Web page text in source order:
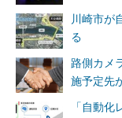
川崎市が
る
路側カメ
施予定先
「自動